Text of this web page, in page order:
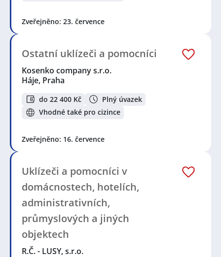
Zveřejněno: 23. července
Ostatní uklízeči a pomocníci
Kosenko company s.r.o.
Háje, Praha
do 22 400 Kč
Plný úvazek
Vhodné také pro cizince
Zveřejněno: 16. července
Uklízeči a pomocníci v
domácnostech, hotelích,
administrativních,
průmyslových a jiných
objektech
R.Č. - LUSY, s.r.o.